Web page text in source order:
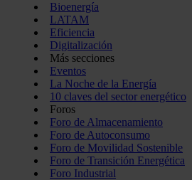
Bioenergía
LATAM
Eficiencia
Digitalización
Más secciones
Eventos
La Noche de la Energía
10 claves del sector energético
Foros
Foro de Almacenamiento
Foro de Autoconsumo
Foro de Movilidad Sostenible
Foro de Transición Energética
Foro Industrial